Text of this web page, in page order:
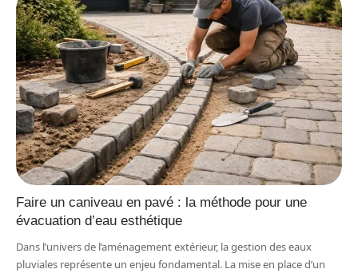
Faire un caniveau en pavé : la méthode pour une
évacuation d’eau esthétique
Dans l’univers de l’aménagement extérieur, la gestion des eaux
pluviales représente un enjeu fondamental. La mise en place d’un